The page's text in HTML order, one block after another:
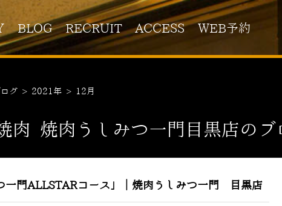
BLOG RECRUIT ACCESS WEB予約
ログ > 2021年 > 12月
肉 焼肉うしみつ一門目黒店のブ
一門ALLSTARコース」｜焼肉うしみつ一門 目黒店